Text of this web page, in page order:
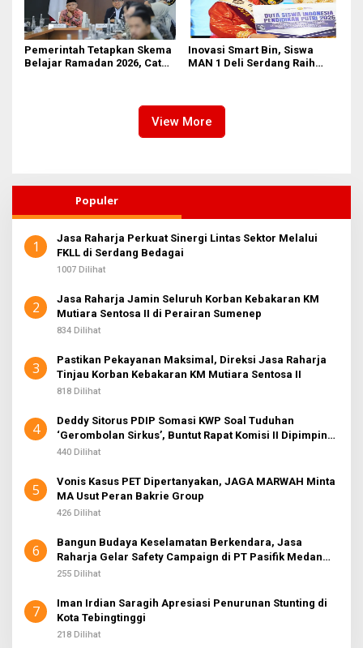
Pemerintah Tetapkan Skema
Belajar Ramadan 2026, Catat
Inovasi Smart Bin, Siswa
MAN 1 Deli Serdang Raih
View More
Populer
1
Jasa Raharja Perkuat Sinergi Lintas Sektor Melalui
FKLL di Serdang Bedagai
1007 Dilihat
2
Jasa Raharja Jamin Seluruh Korban Kebakaran KM
Mutiara Sentosa II di Perairan Sumenep
834 Dilihat
3
Pastikan Pekayanan Maksimal, Direksi Jasa Raharja
Tinjau Korban Kebakaran KM Mutiara Sentosa II
818 Dilihat
4
Deddy Sitorus PDIP Somasi KWP Soal Tuduhan
‘Gerombolan Sirkus’, Buntut Rapat Komisi II Dipimpin
Sufmi Dasco Ahmad
440 Dilihat
5
Vonis Kasus PET Dipertanyakan, JAGA MARWAH Minta
MA Usut Peran Bakrie Group
426 Dilihat
6
Bangun Budaya Keselamatan Berkendara, Jasa
Raharja Gelar Safety Campaign di PT Pasifik Medan
Industri
255 Dilihat
7
Iman Irdian Saragih Apresiasi Penurunan Stunting di
Kota Tebingtinggi
218 Dilihat